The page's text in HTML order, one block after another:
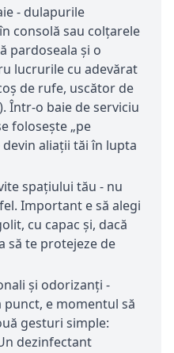
- dulapurile
consolă sau colțarele
pardoseala și o
lucrurile cu adevărat
de rufe, uscător de
Într-o baie de serviciu
folosește „pe
aliații tăi în lupta
spațiului tău - nu
Important e să alegi
cu capac și, dacă
să te protejeze de
și odorizanți -
e momentul să
gesturi simple:
dezinfectant